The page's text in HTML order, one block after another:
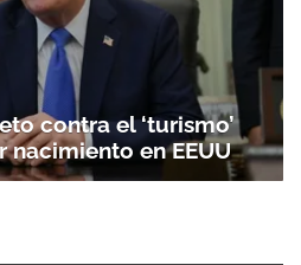
contra el ‘turismo’
en EEUU